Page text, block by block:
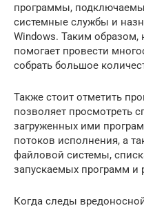
программы,
системные службы и
Windows. Таким образом,
помогает провести
собрать большое
Также стоит отметить
позволяет просмотреть
загруженных ими
потоков исполнения, а
файловой системы,
запускаемых программ и
Когда следы